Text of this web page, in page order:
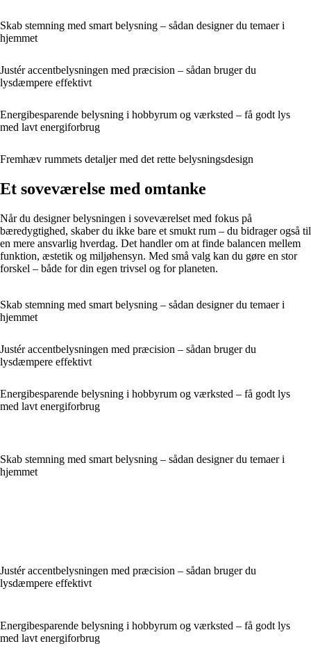
Skab stemning med smart belysning – sådan designer du temaer i
hjemmet
Justér accentbelysningen med præcision – sådan bruger du
lysdæmpere effektivt
Energibesparende belysning i hobbyrum og værksted – få godt lys
med lavt energiforbrug
Fremhæv rummets detaljer med det rette belysningsdesign
Et soveværelse med omtanke
Når du designer belysningen i soveværelset med fokus på
bæredygtighed, skaber du ikke bare et smukt rum – du bidrager også til
en mere ansvarlig hverdag. Det handler om at finde balancen mellem
funktion, æstetik og miljøhensyn. Med små valg kan du gøre en stor
forskel – både for din egen trivsel og for planeten.
Skab stemning med smart belysning – sådan designer du temaer i
hjemmet
Justér accentbelysningen med præcision – sådan bruger du
lysdæmpere effektivt
Energibesparende belysning i hobbyrum og værksted – få godt lys
med lavt energiforbrug
Skab stemning med smart belysning – sådan designer du temaer i
hjemmet
Justér accentbelysningen med præcision – sådan bruger du
lysdæmpere effektivt
Energibesparende belysning i hobbyrum og værksted – få godt lys
med lavt energiforbrug